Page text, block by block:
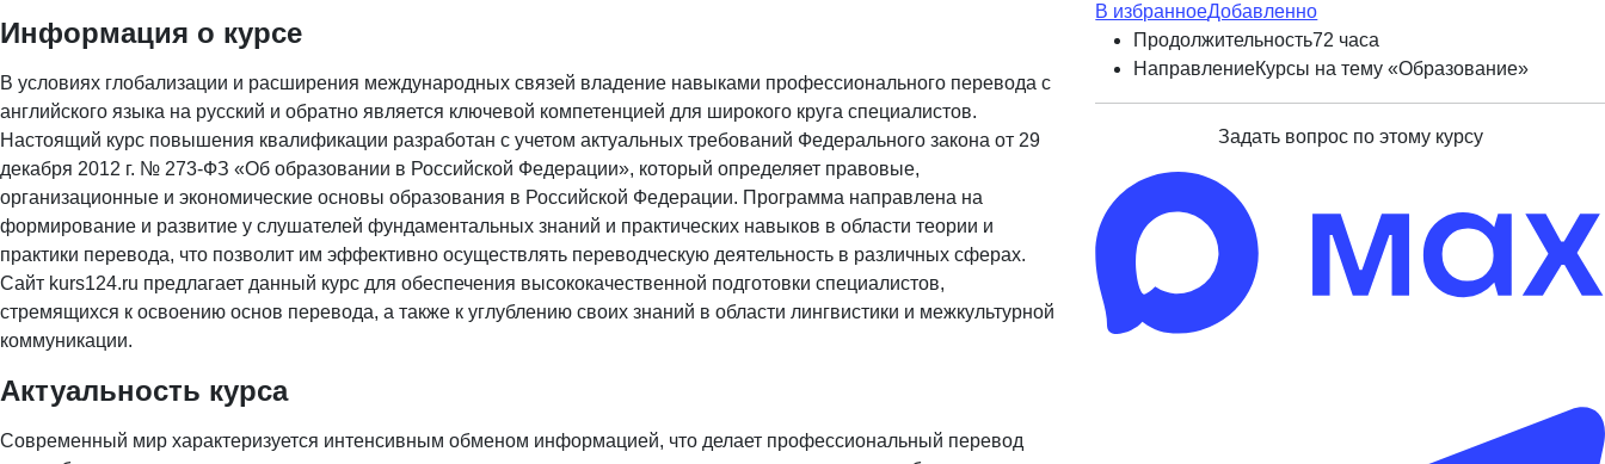
Информация о курсе
В условиях глобализации и расширения международных связей владение навыками профессионального перевода с
английского языка на русский и обратно является ключевой компетенцией для широкого круга специалистов.
Настоящий курс повышения квалификации разработан с учетом актуальных требований Федерального закона от 29
декабря 2012 г. № 273-ФЗ «Об образовании в Российской Федерации», который определяет правовые,
организационные и экономические основы образования в Российской Федерации. Программа направлена на
формирование и развитие у слушателей фундаментальных знаний и практических навыков в области теории и
практики перевода, что позволит им эффективно осуществлять переводческую деятельность в различных сферах.
Сайт kurs124.ru предлагает данный курс для обеспечения высококачественной подготовки специалистов,
стремящихся к освоению основ перевода, а также к углублению своих знаний в области лингвистики и межкультурной
коммуникации.
Актуальность курса
Современный мир характеризуется интенсивным обменом информацией, что делает профессиональный перевод
В избранноеДобавленно
Продолжительность72 часа
НаправлениеКурсы на тему «Образование»
Задать вопрос по этому курсу